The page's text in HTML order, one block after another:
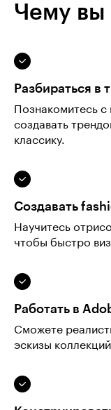
Чему вы
Разбираться в
Познакомитесь
создавать
классику.
Создавать
Научитесь
чтобы быстро
Работать в
Сможете
эскизы